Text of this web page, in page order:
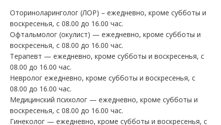
Оториноларинголог (ЛОР) – ежедневно, кроме субботы и
воскресенья, с 08.00 до 16.00 час.
Офтальмолог (окулист) — ежедневно, кроме субботы и
воскресенья, с 08.00 до 16.00 час.
Терапевт — ежедневно, кроме субботы и воскресенья, с
08.00 до 16.00 час.
Невролог ежедневно, кроме субботы и воскресенья, с
08.00 до 16.00 час.
Медицинский психолог — ежедневно, кроме субботы и
воскресенья, с 08.00 до 16.00 час.
Гинеколог — ежедневно, кроме субботы и воскресенья, с